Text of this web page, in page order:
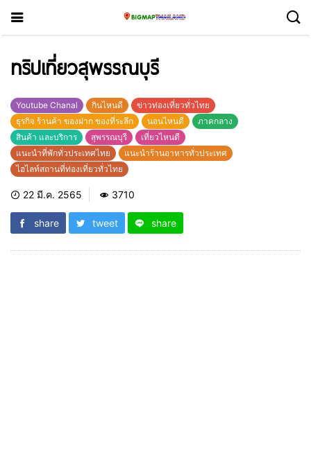
ทริปเที่ยวสุพรรณบุรี
Youtube Chanal กินไหนดี
ข่าวท่องเที่ยวทั่วไทย
ธุรกิจ ร้านค้า ของฝาก ของที่ระลึก
นอนไหนดี
ภาคกลาง
สินค้า และบริการ
สุพรรณบุรี
เที่ยวไหนดี
แนะนำที่พักทั่วประเทศไทย
แนะนำร้านอาหารทั่วประเทศ
ไฮไลท์สถานที่ท่องเที่ยวทั่วไทย
22 มี.ค. 2565 3710
share tweet share